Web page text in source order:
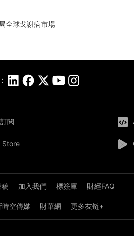
全球戈謝病市場
閱
Store
稿 加入我們 標簽庫 財經FAQ
時空傳媒 財華網 更多友链+